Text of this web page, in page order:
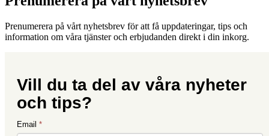
Prenumerera på vårt nyhetsbrev för att få uppdateringar, tips och
information om våra tjänster och erbjudanden direkt i din inkorg.